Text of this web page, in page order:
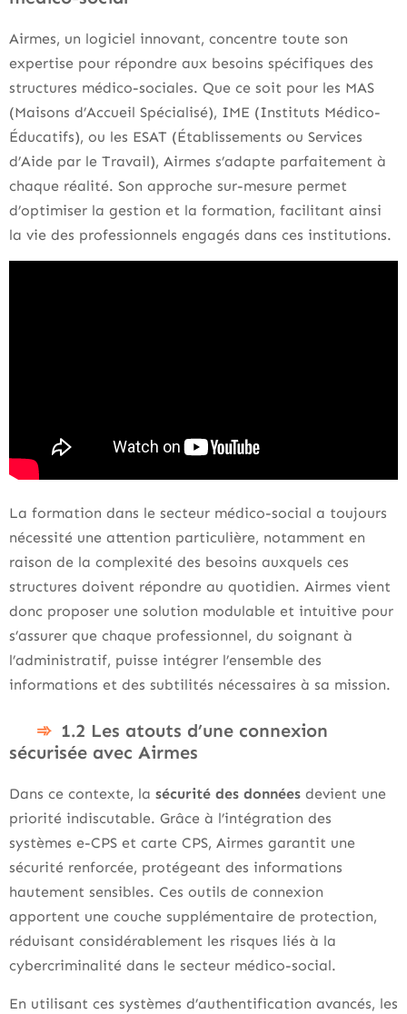
Airmes, un logiciel innovant, concentre toute son
expertise pour répondre aux besoins spécifiques des
structures médico-sociales. Que ce soit pour les MAS
(Maisons d’Accueil Spécialisé), IME (Instituts Médico-
Éducatifs), ou les ESAT (Établissements ou Services
d’Aide par le Travail), Airmes s’adapte parfaitement à
chaque réalité. Son approche sur-mesure permet
d’optimiser la gestion et la formation, facilitant ainsi
la vie des professionnels engagés dans ces institutions.
La formation dans le secteur médico-social a toujours
nécessité une attention particulière, notamment en
raison de la complexité des besoins auxquels ces
structures doivent répondre au quotidien. Airmes vient
donc proposer une solution modulable et intuitive pour
s’assurer que chaque professionnel, du soignant à
l’administratif, puisse intégrer l’ensemble des
informations et des subtilités nécessaires à sa mission.
1.2 Les atouts d’une connexion
sécurisée avec Airmes
Dans ce contexte, la sécurité des données devient une
priorité indiscutable. Grâce à l’intégration des
systèmes e-CPS et carte CPS, Airmes garantit une
sécurité renforcée, protégeant des informations
hautement sensibles. Ces outils de connexion
apportent une couche supplémentaire de protection,
réduisant considérablement les risques liés à la
cybercriminalité dans le secteur médico-social.
En utilisant ces systèmes d’authentification avancés, les